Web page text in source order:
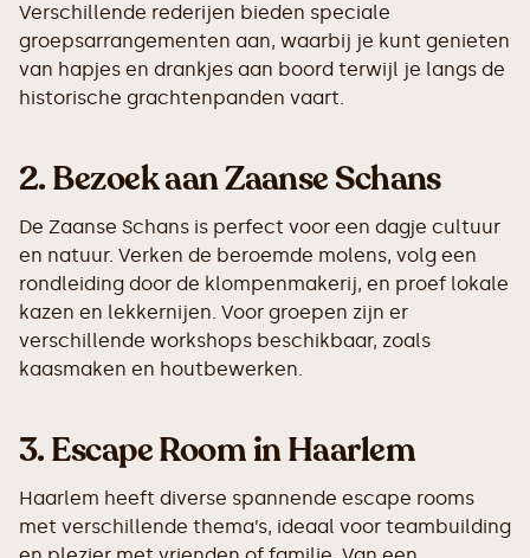
Verschillende rederijen bieden speciale
groepsarrangementen aan, waarbij je kunt genieten
van hapjes en drankjes aan boord terwijl je langs de
historische grachtenpanden vaart.
2.Bezoek aan Zaanse Schans
De Zaanse Schans is perfect voor een dagje cultuur
en natuur. Verken de beroemde molens, volg een
rondleiding door de klompenmakerij, en proef lokale
kazen en lekkernijen. Voor groepen zijn er
verschillende workshops beschikbaar, zoals
kaasmaken en houtbewerken.
3.Escape Room in Haarlem
Haarlem heeft diverse spannende escape rooms
met verschillende thema’s, ideaal voor teambuilding